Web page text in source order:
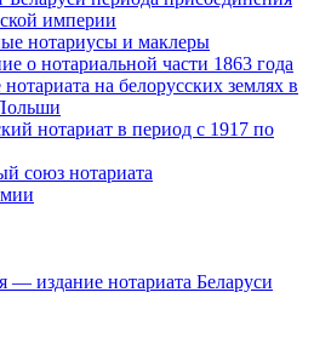
империи
нотариусы и маклеры
о нотариальной части 1863 года
нотариата на белорусских землях в
нотариат в период с 1917 по
союз нотариата
— издание нотариата Беларуси